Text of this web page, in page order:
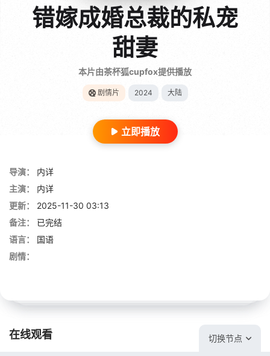
错嫁成婚总裁的私宠
甜妻
本片由茶杯狐cupfox提供播放
剧情片 2024 大陆
立即播放
导演：
内详
主演：
内详
更新：
2025-11-30 03:13
备注：
已完结
语言：
国语
剧情：
在线观看 切换节点